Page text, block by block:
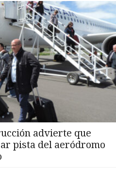
advierte que
pista del aeródromo